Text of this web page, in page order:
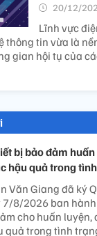
20/12/
Lĩnh vực
thông tin vừa là
gian hội tụ của
bị bảo đảm
hậu quả trong
Văn Giang đã ký
7/8/2026 ban
cho huấn luyện,
quả trong tình